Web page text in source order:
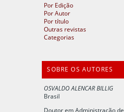
Por Edição
Por Autor
Por título
Outras revistas
Categorias
SOBRE OS AUTORES
OSVALDO ALENCAR BILLIG
Brasil
Doutor em Administração de